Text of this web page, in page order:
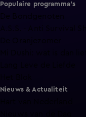
Populaire programma's
Nieuws & Actualiteit